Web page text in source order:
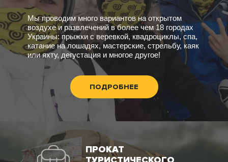
Мы проводим много вариантов на открытом
воздухе и развлечений в более чем 18 городах
Украины: прыжки с веревкой, квадроциклы, спа,
катание на лошадях, мастерские, стрельбу, каяк
или яхту, дегустация и многое другое!
ПОДРОБНЕЕ
ПРОКАТ